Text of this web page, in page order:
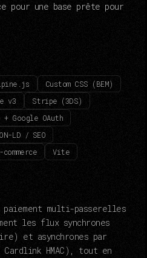
pour une base prête pour
Custom CSS (BEM)
v3
Stripe (3DS)
Google OAuth
LD / SEO
commerce Vite
paiement multi-passerelles
les flux synchrones
et asynchrones par
HMAC), tout en